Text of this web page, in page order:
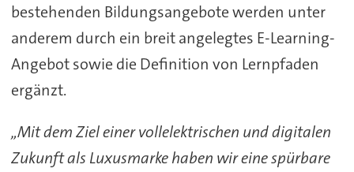
bestehenden Bildungsangebote werden unter
anderem durch ein breit angelegtes E-Learning-
Angebot sowie die Definition von Lernpfaden
ergänzt.
„Mit dem Ziel einer vollelektrischen und digitalen
Zukunft als Luxusmarke haben wir eine spürbare